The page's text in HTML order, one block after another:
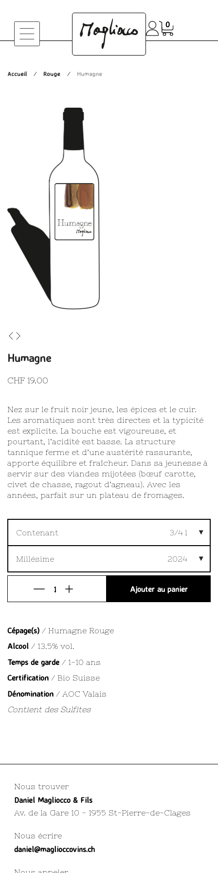
0
Accueil / Rouge / Humagne
Nez sur le fruit noir jeune, les épices et le cuir.
Les aromatiques sont très directes et la typicité
est explicite. La bouche est vigoureuse, et
pourtant, l’acidité est basse. La structure
tannique ferme et d’une austérité rassurante,
apporte équilibre et fraîcheur. Dans sa jeunesse à
servir sur des viandes mijotées (bœuf carotte,
civet de chasse, ragout d’agneau). Avec les
années, parfait sur un plateau de fromages.
Humagne
CHF 19.00
Contenant 3/4 l
Millésime 2024
Ajouter au panier
Cépage(s) / Humagne Rouge
Alcool / 13.5% vol.
Temps de garde / 1-10 ans
Certification / Bio Suisse
Dénomination / AOC Valais
Contient des Sulfites
Nous trouver
Daniel Magliocco & Fils
Av. de la Gare 10 - 1955 St-Pierre-de-Clages
Nous écrire
daniel@maglioccovins.ch